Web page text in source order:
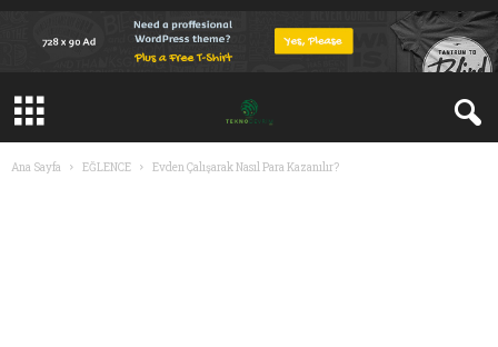
Ana Sayfa EĞLENCE Evden Çalışarak Nasıl Para Kazanılır?